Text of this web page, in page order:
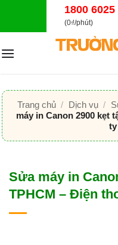
dung
1800 6025
(0₫/phút)
Trang chủ / Dịch vụ /
máy in Canon 2900 kẹt
Sửa máy in
TPHCM – Điện